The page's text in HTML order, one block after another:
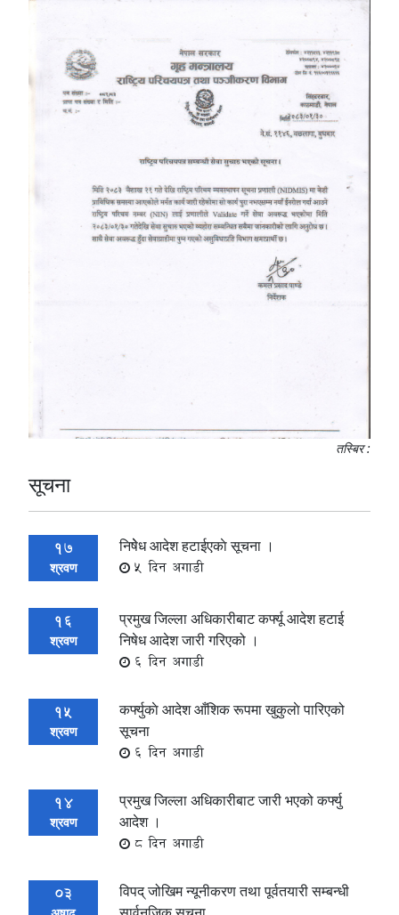
तस्बिर :
सूचना
17
श्रवण
निषेेध आदेश हटाईएकाे सूचना ।
5 दिन अगाडी
16
श्रवण
प्रमुख जिल्ला अधिकारीबाट कर्फ्यू आदेश हटाई
निषेध आदेश जारी गरिएको ।
6 दिन अगाडी
15
श्रवण
कर्फ्युकाे आदेश आँशिक रूपमा खुकुलाे पारिएको
सूचना
6 दिन अगाडी
14
श्रवण
प्रमुख जिल्ला अधिकारीबाट जारी भएको कर्फ्यु
आदेश ।
8 दिन अगाडी
03
विपद् जोखिम न्यूनीकरण तथा पूर्वतयारी सम्बन्धी